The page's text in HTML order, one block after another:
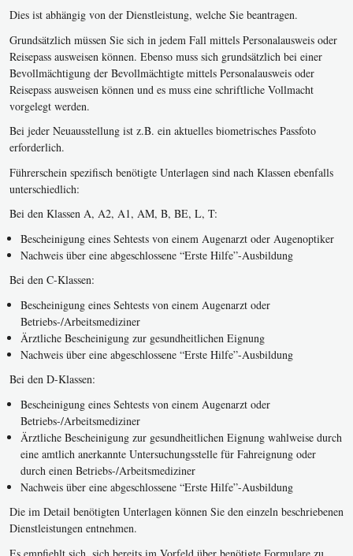
Dies ist abhängig von der Dienstleistung, welche Sie beantragen.
Grundsätzlich müssen Sie sich in jedem Fall mittels Personalausweis oder
Reisepass ausweisen können. Ebenso muss sich grundsätzlich bei einer
Bevollmächtigung der Bevollmächtigte mittels Personalausweis oder
Reisepass ausweisen können und es muss eine schriftliche Vollmacht
vorgelegt werden.
Bei jeder Neuausstellung ist z.B. ein aktuelles biometrisches Passfoto
erforderlich.
Führerschein spezifisch benötigte Unterlagen sind nach Klassen ebenfalls
unterschiedlich:
Bei den Klassen A, A2, A1, AM, B, BE, L, T:
Bescheinigung eines Sehtests von einem Augenarzt oder Augenoptiker
Nachweis über eine abgeschlossene “Erste Hilfe”-Ausbildung
Bei den C-Klassen:
Bescheinigung eines Sehtests von einem Augenarzt oder
Betriebs-/Arbeitsmediziner
Ärztliche Bescheinigung zur gesundheitlichen Eignung
Nachweis über eine abgeschlossene “Erste Hilfe”-Ausbildung
Bei den D-Klassen:
Bescheinigung eines Sehtests von einem Augenarzt oder
Betriebs-/Arbeitsmediziner
Ärztliche Bescheinigung zur gesundheitlichen Eignung wahlweise durch
eine amtlich anerkannte Untersuchungsstelle für Fahreignung oder
durch einen Betriebs-/Arbeitsmediziner
Nachweis über eine abgeschlossene “Erste Hilfe”-Ausbildung
Die im Detail benötigten Unterlagen können Sie den einzeln beschriebenen
Dienstleistungen entnehmen.
Es empfiehlt sich, sich bereits im Vorfeld über benötigte Formulare zu